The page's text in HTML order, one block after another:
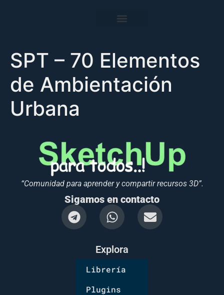
SPT – 70 Elementos
de Ambientación
Urbana
“Comunidad para aprender y compartir recursos 3D”.
Sigamos en contacto
Explora
Librería
Plugins